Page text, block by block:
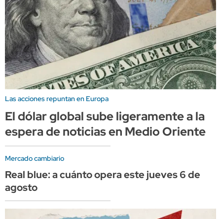
Las acciones repuntan en Europa
El dólar global sube ligeramente a la
espera de noticias en Medio Oriente
Mercado cambiario
Real blue: a cuánto opera este jueves 6 de
agosto